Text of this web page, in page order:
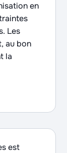
en
Les
au bon
la
est